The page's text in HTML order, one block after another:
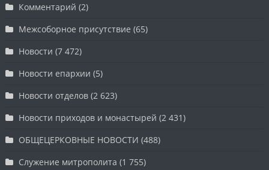
Комментарий (2)
Межсоборное присутствие (65)
Новости (7 472)
Новости епархии (5)
Новости отделов (2 623)
Новости приходов и монастырей (2 431)
ОБЩЕЦЕРКОВНЫЕ НОВОСТИ (488)
Служение митрополита (1 755)